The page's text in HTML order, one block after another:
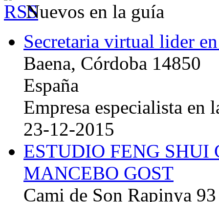
Nuevos en la guía
Secretaria virtual lider
Baena, Córdoba 14850
España
Empresa especialista en
23-12-2015
ESTUDIO FENG
MANCEBO GOST
Cami de Son Rapinya 93